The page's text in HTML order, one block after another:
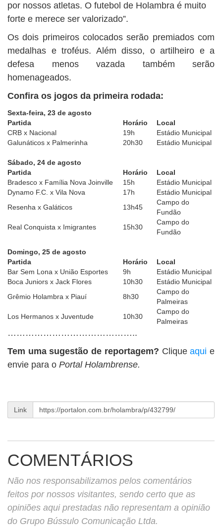
por nossos atletas. O futebol de Holambra é muito
forte e merece ser valorizado”.
Os dois primeiros colocados serão premiados com
medalhas e troféus. Além disso, o artilheiro e a
defesa menos vazada também serão
homenageados.
Confira os jogos da primeira rodada:
Sexta-feira, 23 de agosto
Partida
Horário
Local
CRB x Nacional
19h
Estádio Municipal
Galunáticos x Palmerinha
20h30 Estádio Municipal
Sábado, 24 de agosto
Partida
Horário
Local
Bradesco x Família Nova Joinville
15h
Estádio Municipal
Dynamo F.C. x Vila Nova
17h
Estádio Municipal
Resenha x Galáticos
13h45
Campo do
Fundão
Real Conquista x Imigrantes
15h30
Campo do
Fundão
Domingo, 25 de agosto
Partida
Horário
Local
Bar Sem Lona x União Esportes
9h
Estádio Municipal
Boca Juniors x Jack Flores
10h30
Estádio Municipal
Grêmio Holambra x Piauí
8h30
Campo do
Palmeiras
Los Hermanos x Juventude
10h30
Campo do
Palmeiras
……………………………………..
Tem uma sugestão de reportagem? Cliqueaquie
envie para o Portal Holambrense.
Link
COMENTÁRIOS
Não nos responsabilizamos pelos comentários
feitos por nossos visitantes, sendo certo que as
opiniões aqui prestadas não representam a opinião
do Grupo Bússulo Comunicação Ltda.